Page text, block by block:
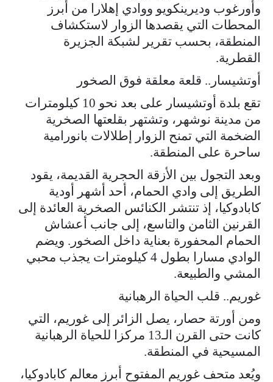
وأورغوب وديرينكويو ووادي إهلارا من أبرز
المحطات التي يقصدها الزوار لاستكشاف
المنطقة، بحسب تقرير لشبكة الجزيرة
القطرية.
أوتشيسار.. قلعة معلقة فوق الصخور
تقع بلدة أوتشيسار على بعد نحو 10 كيلومترات
من مدينة نوشهر، وتشتهر بقلعتها الصخرية
الضخمة التي تمنح الزوار إطلالات بانورامية
ساحرة على المنطقة.
وبعد التجول بين الأزقة الحجرية القديمة، يقود
الطريق إلى وادي الحمام، أحد أشهر أودية
كابادوكيا، إذ تنتشر الكنائس الصخرية العائدة إلى
القرنين الثامن والتاسع، إلى جانب أعشاش
الحمام المحفورة بعناية داخل الصخور. ويضم
الوادي مسارا بطول 4 كيلومترات يجذب محبي
المشي والطبيعة.
غوريم.. قلب الحياة الرهبانية
ومن أورتة حصار، يصل الزائر إلى غوريم، التي
كانت حتى القرن الـ13 مركزا للحياة الرهبانية
المسيحية في المنطقة.
ويُعد متحف غوريم المفتوح أبرز معالم كابادوكيا،